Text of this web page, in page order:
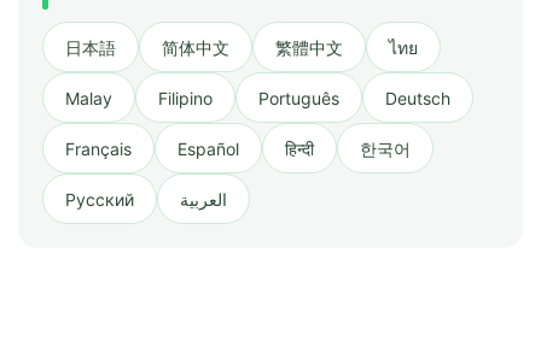
日本語 简体中文 繁體中文 ไทย
Malay Filipino Português Deutsch
Français Español हिन्दी 한국어
Русский العربية